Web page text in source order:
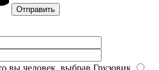
вы человек, выбрав Грузовик.